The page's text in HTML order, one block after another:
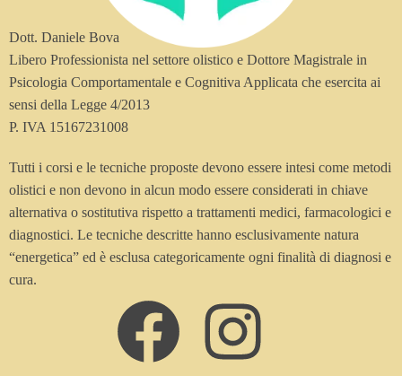
Dott. Daniele Bova
Libero Professionista nel settore olistico e Dottore Magistrale in
Psicologia Comportamentale e Cognitiva Applicata che esercita ai
sensi della Legge 4/2013
P. IVA 15167231008
Tutti i corsi e le tecniche proposte devono essere intesi come metodi
olistici e non devono in alcun modo essere considerati in chiave
alternativa o sostitutiva rispetto a trattamenti medici, farmacologici e
diagnostici. Le tecniche descritte hanno esclusivamente natura
“energetica” ed è esclusa categoricamente ogni finalità di diagnosi e
cura.